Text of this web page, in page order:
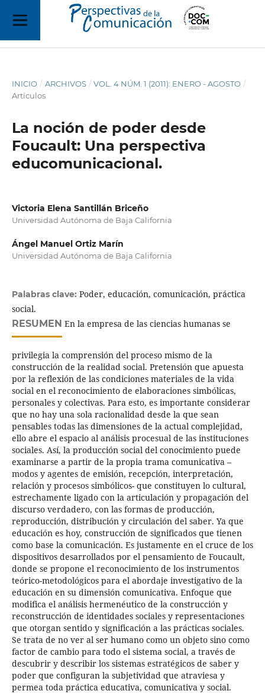
INICIO / ARCHIVOS / VOL. 4 NÚM. 1 (2011): ENERO - AGOSTO /
Artículos
La noción de poder desde
Foucault: Una perspectiva
educomunicacional.
Victoria Elena Santillán Briceño
Universidad Autónoma de Baja California
Ángel Manuel Ortiz Marín
Universidad Autónoma de Baja California
Palabras clave: Poder, educación, comunicación, práctica
social.
RESUMEN En la empresa de las ciencias humanas se
privilegia la comprensión del proceso mismo de la
construcción de la realidad social. Pretensión que apuesta
por la reflexión de las condiciones materiales de la vida
social en el reconocimiento de elaboraciones simbólicas,
personales y colectivas. Para esto, es importante considerar
que no hay una sola racionalidad desde la que sean
pensables todas las dimensiones de la actual complejidad,
ello abre el espacio al análisis procesual de las instituciones
sociales. Así, la producción social del conocimiento puede
examinarse a partir de la propia trama comunicativa –
modos y agentes de emisión, recepción, interpretación,
relación y procesos simbólicos- que constituyen lo cultural,
estrechamente ligado con la articulación y propagación del
discurso verdadero, con las formas de producción,
reproducción, distribución y circulación del saber. Ya que
educación es hoy, construcción de significados que tienen
como base la comunicación. Es justamente en el cruce de los
dispositivos desarrollados por el pensamiento de Foucault,
donde se propone el reconocimiento de los instrumentos
teórico-metodológicos para el abordaje investigativo de la
educación en su dimensión comunicativa. Enfoque que
modifica el análisis hermenéutico de la construcción y
reconstrucción de identidades sociales y representaciones
que otorgan sentido y significación a las prácticas sociales.
Se trata de no ver al ser humano como un objeto sino como
factor de cambio para todo el sistema social, a través de
descubrir y describir los sistemas estratégicos de saber y
poder que configuran la subjetividad que atraviesa y
permea toda práctica educativa, comunicativa y social.